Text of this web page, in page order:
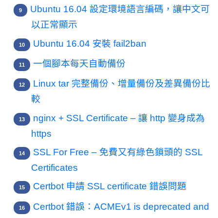
Ubuntu 16.04 設定環境語言編碼，讓中文可
以正常顯示
Ubuntu 16.04 安裝 fail2ban
一個腳本每天自動備份
Linux tar 完整備份、增量備份及差異備份比
較
nginx + SSL Certificate – 讓 http 變身成為
https
SSL For Free – 免費又有綠色鎖頭的 SSL
Certificates
Certbot 申請 SSL certificate 錯誤問題
Certbot 錯誤：ACMEv1 is deprecated and